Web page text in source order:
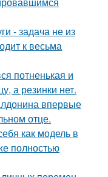
- задача не из
к весьма
потненькая и
а резинки нет.
впервые
отце.
как модель в
полностью